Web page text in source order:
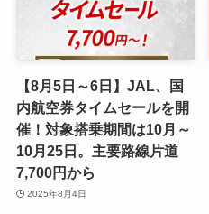
【8月5日～6日】JAL、国
内航空券タイムセールを開
催！対象搭乗期間は10月～
10月25日。主要路線片道
7,700円から
2025年8月4日